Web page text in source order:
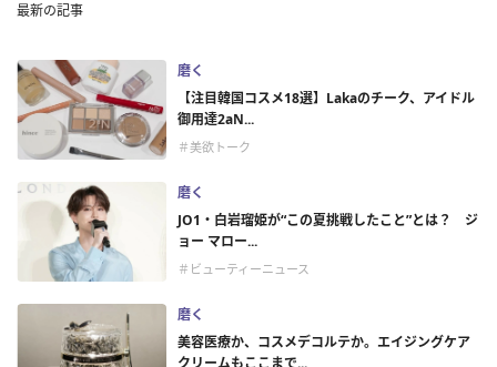
最新の記事
磨く
【注目韓国コスメ18選】Lakaのチーク、アイドル
御用達2aN...
＃美欲トーク
磨く
JO1・白岩瑠姫が“この夏挑戦したこと”とは？ ジ
ョー マロー...
＃ビューティーニュース
磨く
美容医療か、コスメデコルテか。エイジングケア